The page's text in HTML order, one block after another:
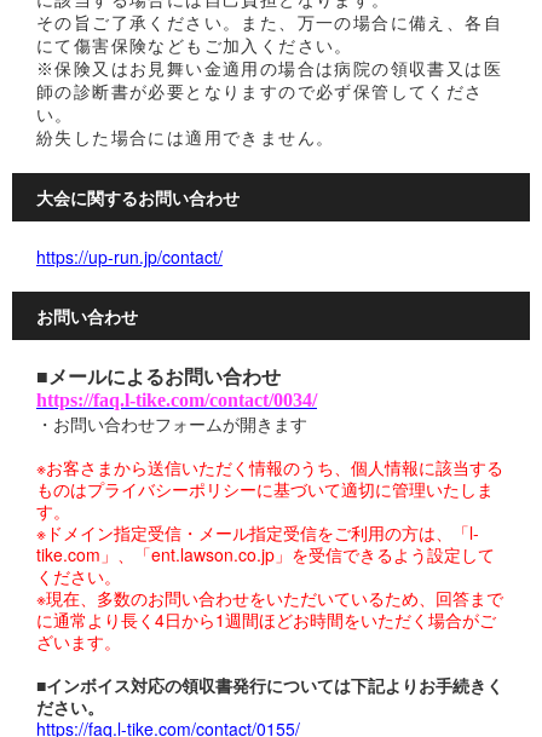
その旨ご了承ください。また、万一の場合に備え、各自
にて傷害保険などもご加入ください。
※保険又はお見舞い金適用の場合は病院の領収書又は医
師の診断書が必要となりますので必ず保管してくださ
い。
紛失した場合には適用できません。
大会に関するお問い合わせ
https://up-run.jp/contact/
お問い合わせ
■メールによるお問い合わせ
https://faq.l-tike.com/contact/0034/
・お問い合わせフォームが開きます
※お客さまから送信いただく情報のうち、個人情報に該当する
ものはプライバシーポリシーに基づいて適切に管理いたしま
す。
※ドメイン指定受信・メール指定受信をご利用の方は、「l-
tike.com」、「ent.lawson.co.jp」を受信できるよう設定して
ください。
※現在、多数のお問い合わせをいただいているため、回答まで
に通常より長く4日から1週間ほどお時間をいただく場合がご
ざいます。
■インボイス対応の領収書発行については下記よりお手続きく
ださい。
https://faq.l-tike.com/contact/0155/